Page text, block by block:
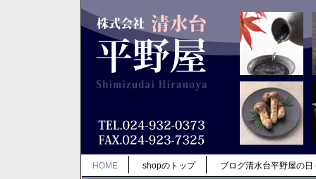
HOME shopのトップ ブログ清水台平野屋の日